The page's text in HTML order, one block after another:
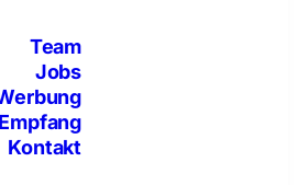
Team
Jobs
Empfang
Kontakt